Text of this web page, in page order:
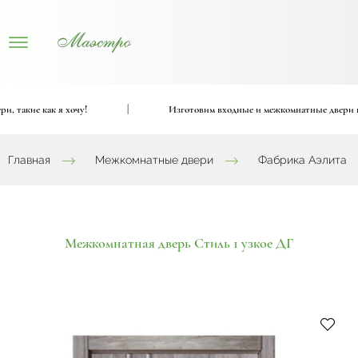
как я хочу! Изготовим входные и межкомнатные двери по
Главная Межкомнатные двери Фабрика Аэлита
Межкомнатная дверь Стиль 1 узкое ДГ